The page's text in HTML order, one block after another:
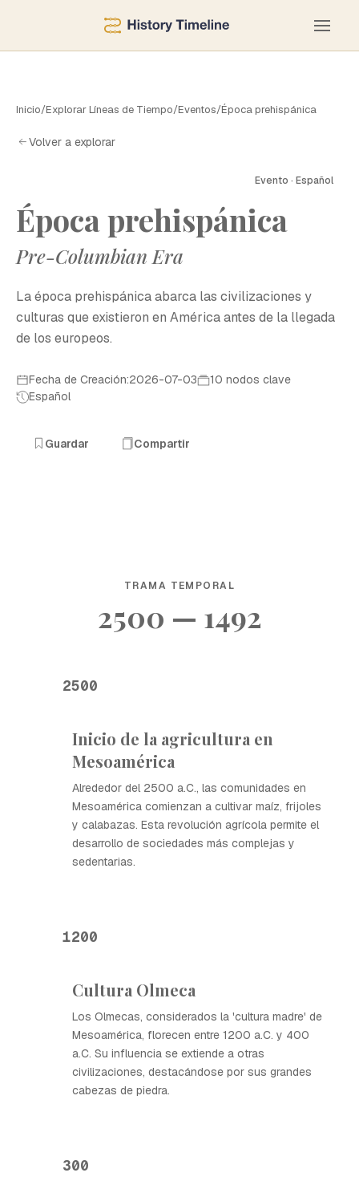
Inicio/Explorar Líneas de Tiempo/Eventos/Época prehispánica
Volver a explorar
Evento · Español
Época prehispánica
Pre-Columbian Era
La época prehispánica abarca las civilizaciones y
culturas que existieron en América antes de la llegada
de los europeos.
Fecha de Creación:2026-07-03
10 nodos clave
Español
Guardar Compartir
TRAMA TEMPORAL
2500 — 1492
2500
Inicio de la agricultura en
Mesoamérica
Alrededor del 2500 a.C., las comunidades en
Mesoamérica comienzan a cultivar maíz, frijoles
y calabazas. Esta revolución agrícola permite el
desarrollo de sociedades más complejas y
sedentarias.
1200
Cultura Olmeca
Los Olmecas, considerados la 'cultura madre' de
Mesoamérica, florecen entre 1200 a.C. y 400
a.C. Su influencia se extiende a otras
civilizaciones, destacándose por sus grandes
cabezas de piedra.
300